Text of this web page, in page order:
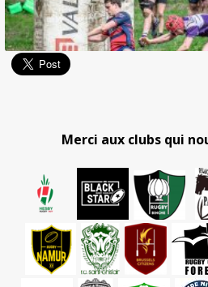
Merci aux clubs qui